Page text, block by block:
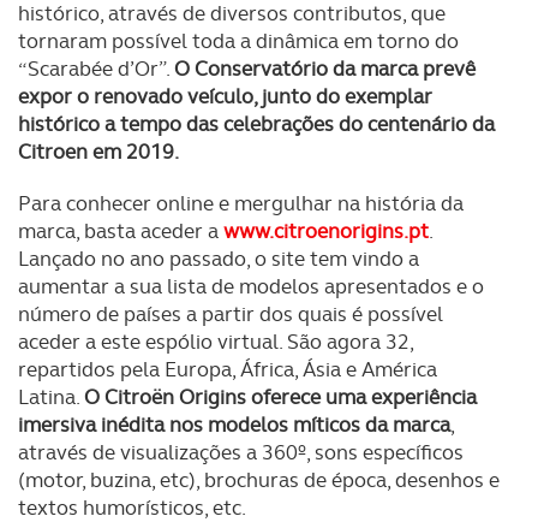
histórico, através de diversos contributos, que
tornaram possível toda a dinâmica em torno do
“Scarabée d’Or”.O Conservatório da marca prevê
expor o renovado veículo, junto do exemplar
histórico a tempo das celebrações docentenário da
Citroen em 2019.
Para conhecer online e mergulhar na história da
marca, basta aceder awww.citroenorigins.pt.
Lançado no ano passado, o site tem vindo a
aumentar a sua lista de modelos apresentados e o
número de países a partir dos quais é possível
aceder a este espólio virtual. São agora 32,
repartidos pela Europa, África, Ásia e América
Latina.O Citroën Origins oferece uma experiência
imersiva inédita nos modelos míticos da marca,
através de visualizações a 360º, sons específicos
(motor, buzina, etc), brochuras de época, desenhos e
textos humorísticos, etc.